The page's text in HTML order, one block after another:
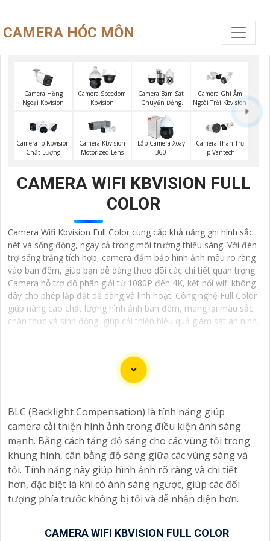
CAMERA HÓC MÔN
Camera Hồng
Ngoại Kbvision
Camera Speedom
Kbvision
Camera Bám Sát
Chuyển Động
Camera Ghi Âm
Ngoài Trời Kbvision
Camera Ip Kbvision
Chất Lượng
Camera Kbvision
Motorized Lens
Lắp Camera Xoay
360
Camera Thân Trụ
Ip Vantech
CAMERA WIFI KBVISION FULL
COLOR
Camera Wifi Kbvision Full Color cung cấp khả năng ghi hình sắc
nét và sống động, ngay cả trong môi trường thiếu sáng. Với đèn
trợ sáng trắng tích hợp, camera đảm bảo hình ảnh màu rõ ràng
vào ban đêm, giúp bạn dễ dàng theo dõi các chi tiết quan trọng.
Camera hỗ trợ độ phân giải từ 1080P đến 4K, kết nối wifi không
dây cho phép lắp đặt dễ dàng và linh hoạt. Công nghệ Full Color
giúp nâng cao chất lượng hình ảnh ban đêm, mang lại màu sắc
chân thực và sinh động, giúp cải thiện hiệu quả giám sát an ninh.
Chào bạn, dưới đây là một số câu giới thiệu cho việc
phù hợp trong ngữ cảnh của một đại lý công nghệ:
🛃1:"Chào anh/chị! Bạn đang tìm kiếm Camera Kbvision
với chiết khấu hấp dẫn? Hãy đến với chúng tôi để nhận
ưu đãi đặc biệt và được tư vấn về giải pháp chính xác
nhất cho nhu cầu an ninh của bạn!"
️🏅️2: "Bạn muốn mua Camera Kbvision với giá ưu đãi và
giải pháp phù hợp? Liên hệ ngay với chúng tôi để được
"Chúng tôi cam kết cung cấp Camera Kbvision
BLC (Backlight Compensation) là tính năng giúp
camera cải thiện hình ảnh trong điều kiện ánh sáng
mạnh. Bằng cách tăng độ sáng cho các vùng tối trong
khung hình, cân bằng độ sáng giữa các vùng sáng và
tối. Tính năng này giúp hình ảnh rõ ràng và chi tiết
hơn, đặc biệt là khi có ánh sáng ngược, giúp các đối
tượng phía trước không bị tối và dễ nhận diện hơn.
CAMERA WIFI KBVISION FULL COLOR